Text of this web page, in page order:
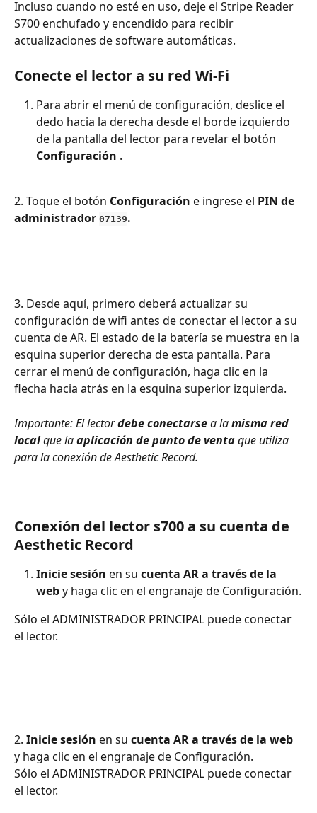
Incluso cuando no esté en uso, deje el Stripe Reader
S700 enchufado y encendido para recibir
actualizaciones de software automáticas.
Conecte el lector a su red Wi-Fi
Para abrir el menú de configuración, deslice el
dedo hacia la derecha desde el borde izquierdo
de la pantalla del lector para revelar el botón
Configuración .
2. Toque el botón Configuración e ingrese el PIN de
administrador 07139.
3. Desde aquí, primero deberá actualizar su
configuración de wifi antes de conectar el lector a su
cuenta de AR. El estado de la batería se muestra en la
esquina superior derecha de esta pantalla. Para
cerrar el menú de configuración, haga clic en la
flecha hacia atrás en la esquina superior izquierda.
Importante: El lector debe conectarse a la misma red
local que la aplicación de punto de venta que utiliza
para la conexión de Aesthetic Record.
Conexión del lector s700 a su cuenta de
Aesthetic Record
Inicie sesión en su cuenta AR a través de la
web y haga clic en el engranaje de Configuración.
Sólo el ADMINISTRADOR PRINCIPAL puede conectar
el lector.
2. Inicie sesión en su cuenta AR a través de la web
y haga clic en el engranaje de Configuración.
Sólo el ADMINISTRADOR PRINCIPAL puede conectar
el lector.